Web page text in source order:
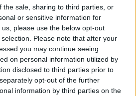
the sale, sharing to third parties, or
or sensitive information for
please use the below opt-out
Please note that after your
you may continue seeing
on personal information utilized by
disclosed to third parties prior to
opt-out of the further
information by third parties on the